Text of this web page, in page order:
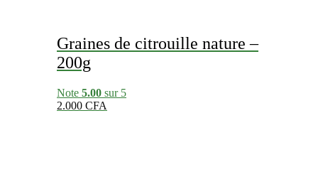
Graines de citrouille nature –
200g
Note 5.00 sur 5
2.000 CFA